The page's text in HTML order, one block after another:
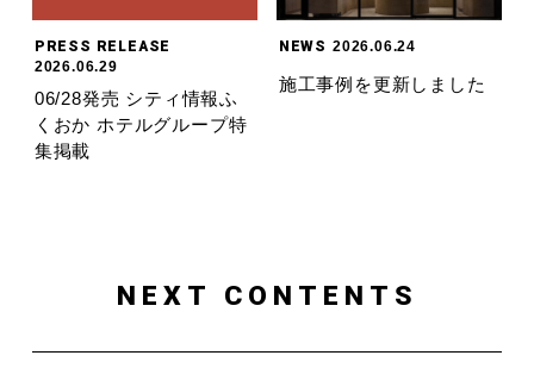
PRESS RELEASE
2026.06.29
06/28発売 シティ情報ふ
くおか ホテルグループ特
集掲載
NEWS 2026.06.24
施工事例を更新しました
NEXT CONTENTS